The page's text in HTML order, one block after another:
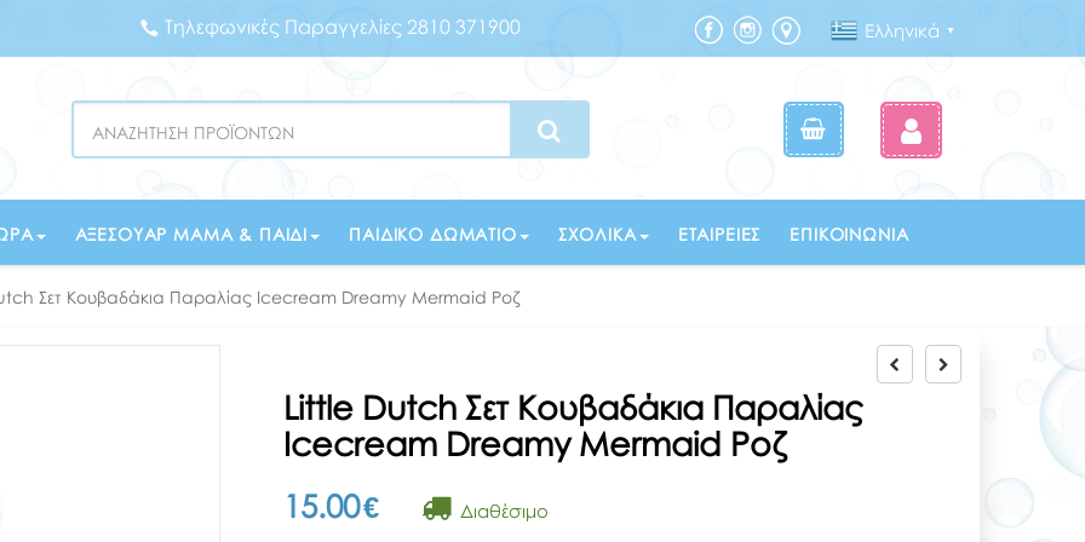
Τηλεφωνικές Παραγγελίες 2810 371900 Ελληνικά ▼
ΑΞΕΣΟΥΆΡ ΜΑΜΆ & ΠΑΙΔΊ ΠΑΙΔΙΚΌ ΔΩΜΆΤΙΟ ΣΧΟΛΙΚΆ ΕΤΑΙΡΕΊΕΣ ΕΠΙΚΟΙΝΩΝΊΑ
Σετ Κουβαδάκια Παραλίας Icecream Dreamy Mermaid Ροζ
Little Dutch Σετ Κουβαδάκια Παραλίας
Icecream Dreamy Mermaid Ροζ
15.00€ Διαθέσιμο